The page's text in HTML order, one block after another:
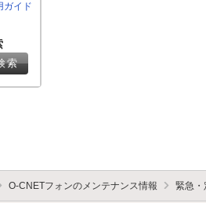
イド
O-CNETフォンのメンテナンス情報 緊急・